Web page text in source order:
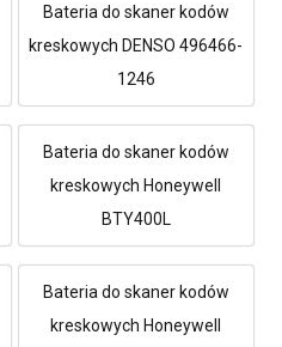
Bateria do skaner kodów
kreskowych DENSO 496466-
1246
Bateria do skaner kodów
kreskowych Honeywell
BTY400L
Bateria do skaner kodów
kreskowych Honeywell